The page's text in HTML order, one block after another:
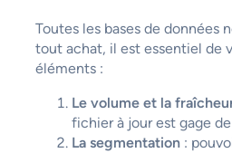
Toutes les bases de données
tout achat, il est essentiel de
éléments :
Le volume et la
fichier à jour est gage
La segmentation: